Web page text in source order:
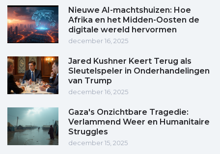
Nieuwe AI-machtshuizen: Hoe
Afrika en het Midden-Oosten de
digitale wereld hervormen
december 16, 2025
Jared Kushner Keert Terug als
Sleutelspeler in Onderhandelingen
van Trump
december 16, 2025
Gaza's Onzichtbare Tragedie:
Verlammend Weer en Humanitaire
Struggles
december 15, 2025